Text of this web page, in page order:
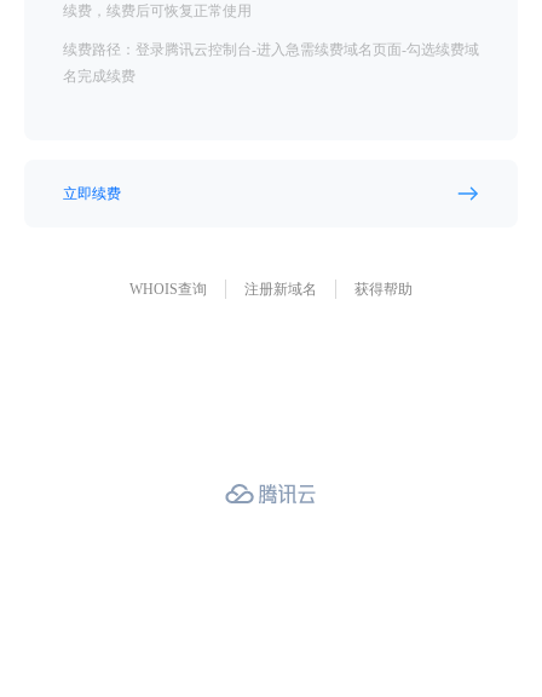
续费，续费后可恢复正常使用
续费路径：登录腾讯云控制台-进入急需续费域名页面-勾选续费域
名完成续费
立即续费
WHOIS查询 注册新域名 获得帮助